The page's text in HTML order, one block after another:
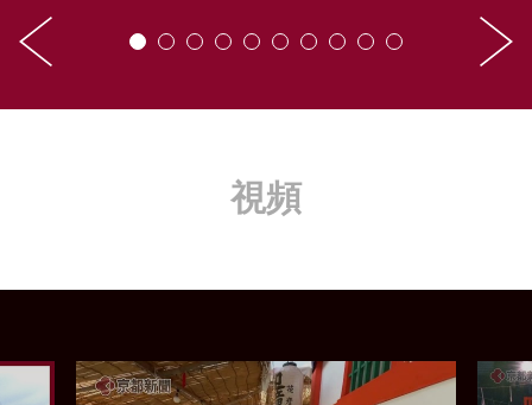
視頻